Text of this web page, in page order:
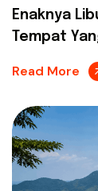
Enaknya
Tempat
Read More